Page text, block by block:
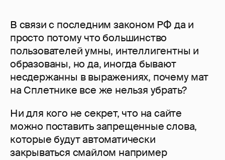
В связи с последним законом РФ да и
просто потому что большинство
пользователей умны, интеллигентны и
образованы, но да, иногда бывают
несдержанны в выражениях, почему мат
на Сплетнике все же нельзя убрать?
Ни для кого не секрет, что на сайте
можно поставить запрещенные слова,
которые будут автоматически
закрываться смайлом например